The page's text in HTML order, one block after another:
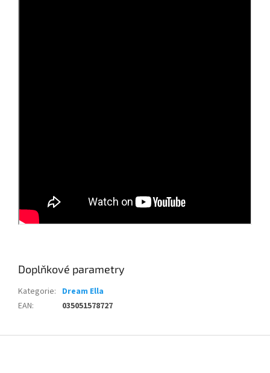
Doplňkové parametry
Kategorie: Dream Ella
EAN: 035051578727